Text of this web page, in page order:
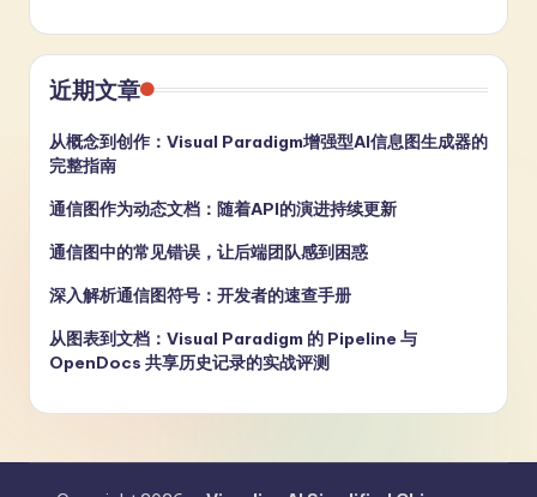
近期文章
从概念到创作：Visual Paradigm增强型AI信息图生成器的
完整指南
通信图作为动态文档：随着API的演进持续更新
通信图中的常见错误，让后端团队感到困惑
深入解析通信图符号：开发者的速查手册
从图表到文档：Visual Paradigm 的 Pipeline 与
OpenDocs 共享历史记录的实战评测